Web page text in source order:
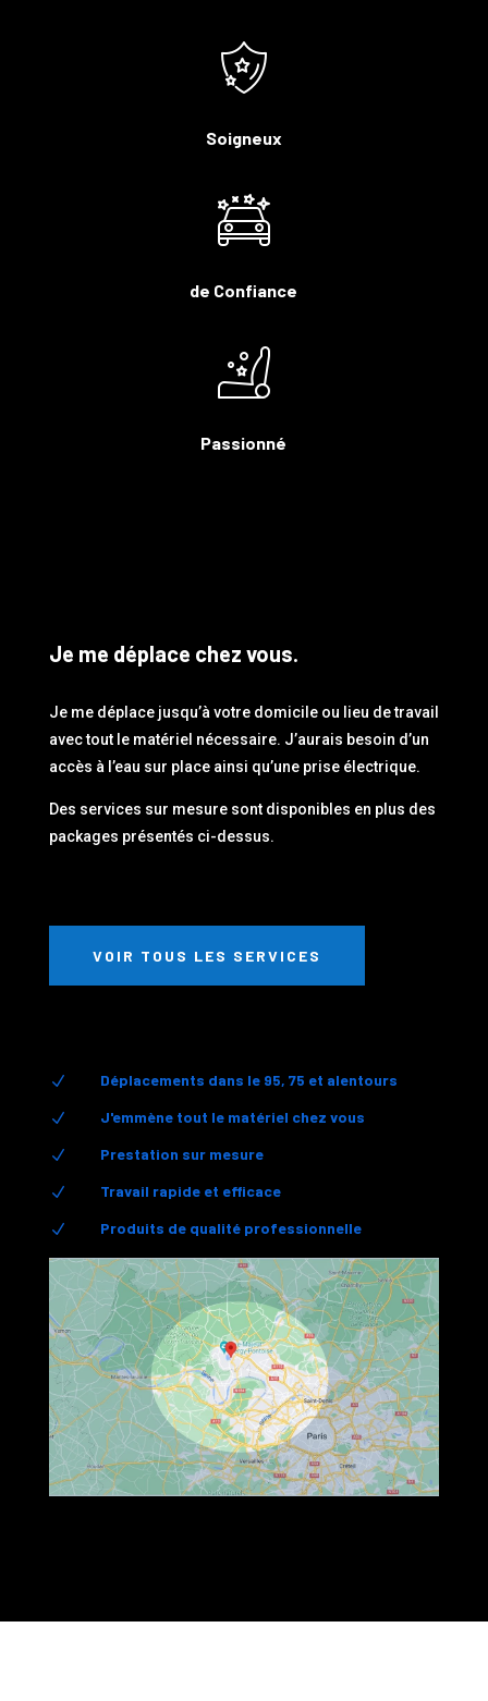
Soigneux
de Confiance
Passionné
Je me déplace chez vous.
Je me déplace jusqu’à votre domicile ou lieu de travail
avec tout le matériel nécessaire. J’aurais besoin d’un
accès à l’eau sur place ainsi qu’une prise électrique.
Des services sur mesure sont disponibles en plus des
packages présentés ci-dessus.
VOIR TOUS LES SERVICES
N Déplacements dans le 95, 75 et alentours
N J'emmène tout le matériel chez vous
N Prestation sur mesure
N Travail rapide et efficace
N Produits de qualité professionnelle